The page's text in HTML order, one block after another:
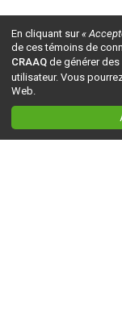
En cliquant sur«
de ces témoins de
CRAAQ de générer
utilisateur. Vous
Web.